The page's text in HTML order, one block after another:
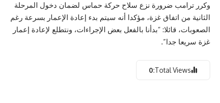
وكرر ترامب ضرورة نزع سلاح حركة حماس لضمان دخول المرحلة
الثانية من اتفاق غزة، مؤكدا أنه سيتم بدء إعادة الإعمار بسرعة رغم
الصعوبات، قائلا: “بدأنا بالفعل بعض الإجراءات، ونتطلع لإعادة إعمار
غزة سريعا جدا”.
Total Views:
0